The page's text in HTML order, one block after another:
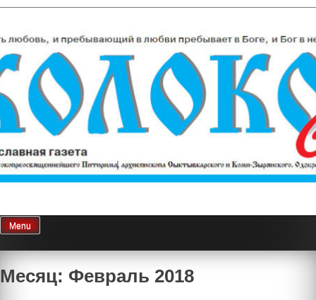
content
Колокол Севера
Menu
Месяц: Февраль 2018